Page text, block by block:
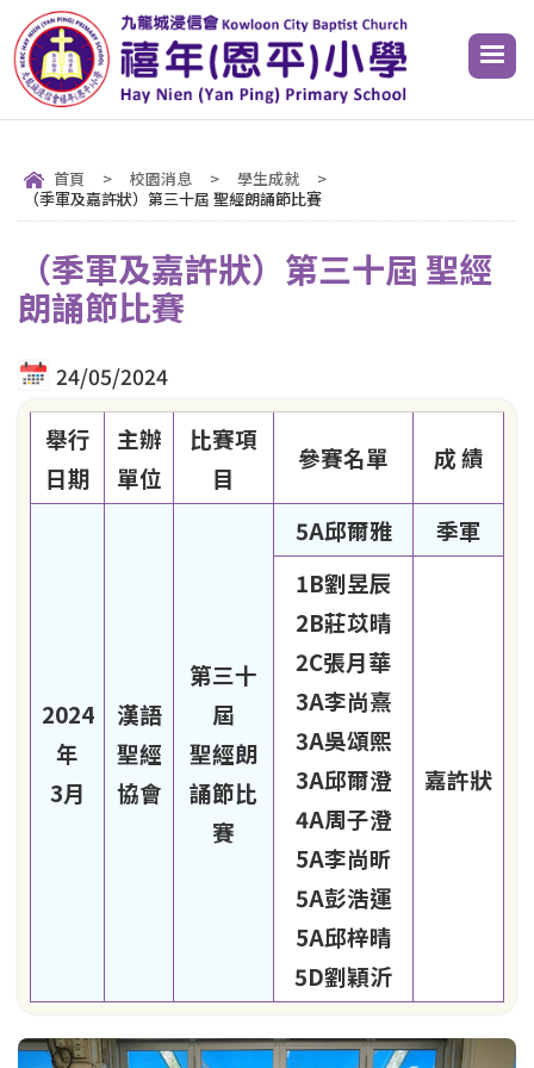
首頁 > 校園消息 > 學生成就
>
（季軍及嘉許狀）第三十屆 聖經朗誦節比賽
（季軍及嘉許狀）第三十屆 聖經
朗誦節比賽
24/05/2024
舉行
日期
主辦
單位
比賽項
目
參賽名單 成 績
2024
年
3月
漢語
聖經
協會
第三十
屆
聖經朗
誦節比
賽
5A邱爾雅
季軍
1B劉昱辰
2B莊苡晴
2C張月華
3A李尚熹
3A吳頌熙
3A邱爾澄
4A周子澄
5A李尚昕
5A彭浩運
5A邱梓晴
5D劉穎沂
嘉許狀